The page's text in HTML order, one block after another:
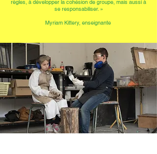
règles, à développer la cohésion de groupe, mais aussi à
se responsabiliser. »
Myriam Kittery, enseignante